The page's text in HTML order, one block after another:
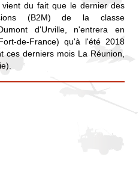
du fait que le dernier des
(B2M) de la classe
d'Urville, n'entrera en
de-France) qu'à l'été 2018
ces derniers mois La Réunion,